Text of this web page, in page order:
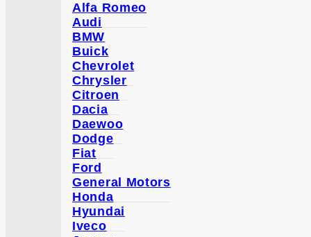
Alfa Romeo
Audi
BMW
Buick
Chevrolet
Chrysler
Citroen
Dacia
Daewoo
Dodge
Fiat
Ford
General Motors
Honda
Hyundai
Iveco